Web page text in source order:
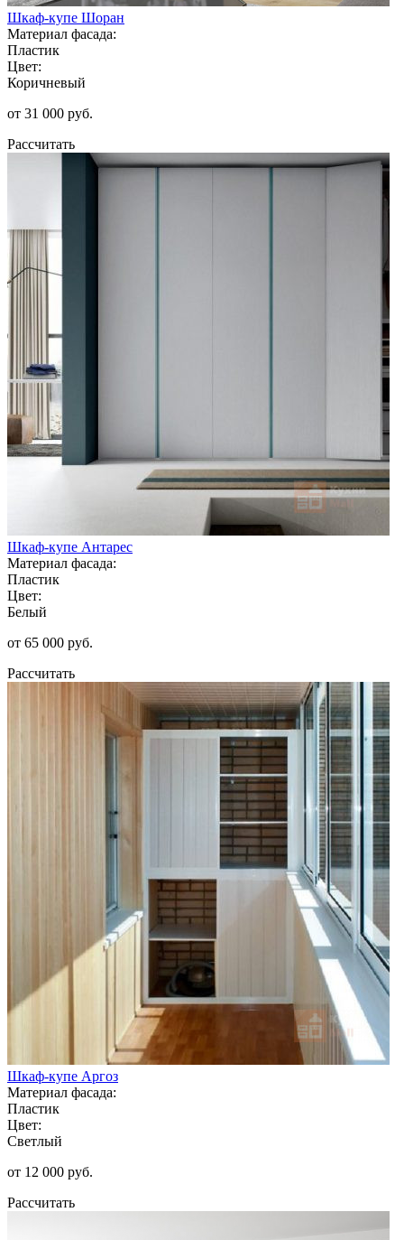
Шкаф-купе Шоран
Материал фасада:
Пластик
Цвет:
Коричневый
от 31 000 руб.
Рассчитать
Шкаф-купе Антарес
Материал фасада:
Пластик
Цвет:
Белый
от 65 000 руб.
Рассчитать
Шкаф-купе Аргоз
Материал фасада:
Пластик
Цвет:
Светлый
от 12 000 руб.
Рассчитать